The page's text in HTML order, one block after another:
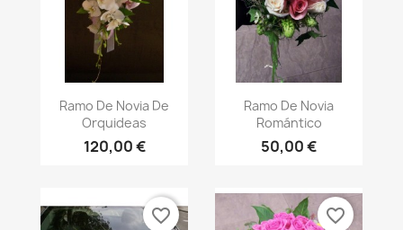
Vista rápida
Ramo De Novia De
Orquideas
120,00 €
Vista rápida
Ramo De Novia
Romántico
50,00 €
favorite_border favorite_border